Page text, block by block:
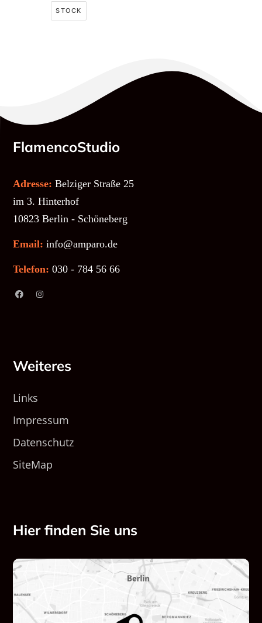
STOCK
FlamencoStudio
Adresse: Belziger Straße 25
im 3. Hinterhof
10823 Berlin - Schöneberg
Email: info@amparo.de
Telefon: 030 - 784 56 66
Weiteres
Links
Impressum
Datenschutz
SiteMap
Hier finden Sie uns